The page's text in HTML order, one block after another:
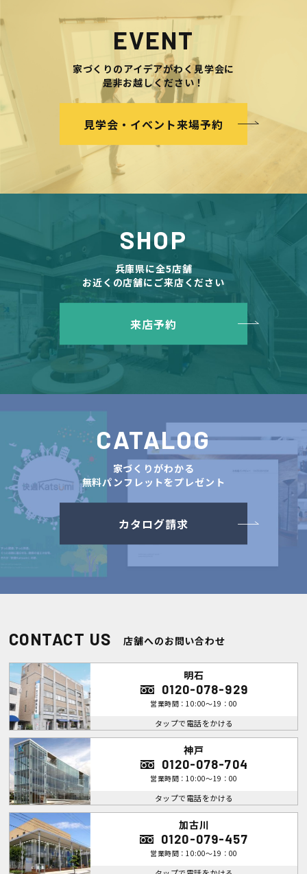
EVENT
家づくりのアイデアがわく見学会に
是非お越しください！
見学会・イベント来場予約
SHOP
兵庫県に全5店舗
お近くの店舗にご来店ください
来店予約
CATALOG
家づくりがわかる
無料パンフレットをプレゼント
カタログ請求
CONTACT US 店舗へのお問い合わせ
明石
0120-078-929
営業時間：10:00～19：00
タップで電話をかける
神戸
0120-078-704
営業時間：10:00～19：00
タップで電話をかける
加古川
0120-079-457
営業時間：10:00～19：00